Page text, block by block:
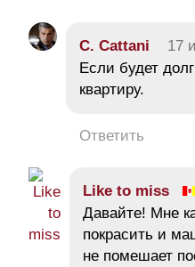
C. Cattani 17
Если будет
квартиру.
Ответить
Like to miss
Давайте! Мне
покрасить и
не помешает